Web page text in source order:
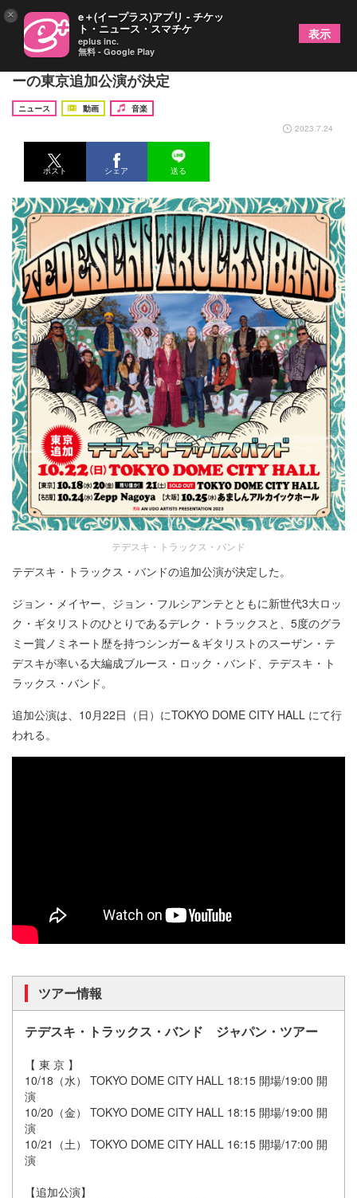
テデスキ・トラックス・バンド 、ジャパン・ツア
ーの東京追加公演が決定
ニュース 動画
音楽
2023.7.24
ポスト シェア 送る
テデスキ・トラックス・バンド
テデスキ・トラックス・バンドの追加公演が決定した。
ジョン・メイヤー、ジョン・フルシアンテとともに新世代3大ロッ
ク・ギタリストのひとりであるデレク・トラックスと、5度のグラ
ミー賞ノミネート歴を持つシンガー＆ギタリストのスーザン・テ
デスキが率いる大編成ブルース・ロック・バンド、テデスキ・ト
ラックス・バンド。
追加公演は、10月22日（日）にTOKYO DOME CITY HALL にて行
われる。
ツアー情報
テデスキ・トラックス・バンド ジャパン・ツアー
【 東 京 】
10/18（水） TOKYO DOME CITY HALL 18:15 開場/19:00 開
演
10/20（金） TOKYO DOME CITY HALL 18:15 開場/19:00 開
演
10/21（土） TOKYO DOME CITY HALL 16:15 開場/17:00 開
演
【追加公演】
× e＋(イープラス)アプリ - チケッ
ト・ニュース・スマチケ
eplus inc.
無料 - Google Play
表示